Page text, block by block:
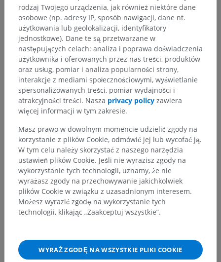
Neuroanatomia człowieka
Porównawcza anatomia zwierząt
Tłumaczenia
Zauważyłeś błąd?
Zachęcamy do przesyłania sugestii poprawek,
tłumaczeń lub innych treści, które przełożą się na
lepszą jakość materiałów.
Zgłoś problem
POBIERZ APLIKACJĘ
rodzaj Twojego urządzenia, jak również niektóre dane
osobowe (np. adresy IP, sposób nawigacji, dane nt.
użytkowania lub geolokalizacji, identyfikatory
jednostkowe). Dane te są przetwarzane w
następujących celach: analiza i poprawa doświadczenia
użytkownika i oferowanych przez nas treści, produktów
oraz usług, pomiar i analiza popularności strony,
interakcje z mediami społecznościowymi, wyświetlanie
spersonalizowanych treści, pomiar wydajności i
atrakcyjności treści. Nasza privacy policy zawiera
więcej informacji w tym zakresie.
Masz prawo w dowolnym momencie udzielić zgody na
korzystanie z plików Cookie, odmówić jej lub wycofać ją.
W tym celu należy skorzystać z naszego narzędzia
ustawień plików Cookie. Jeśli nie wyrazisz zgody na
wykorzystanie tych technologii, uznamy, że nie
wyrażasz zgody na przechowywanie jakichkolwiek
plików Cookie w związku z uzasadnionym interesem.
Możesz wyrazić zgodę na wykorzystanie tych
technologii, klikając „Zaakceptuj wszystkie”.
WYRAŹ ZGODĘ NA WSZYSTKIE PLIKI COOKIE